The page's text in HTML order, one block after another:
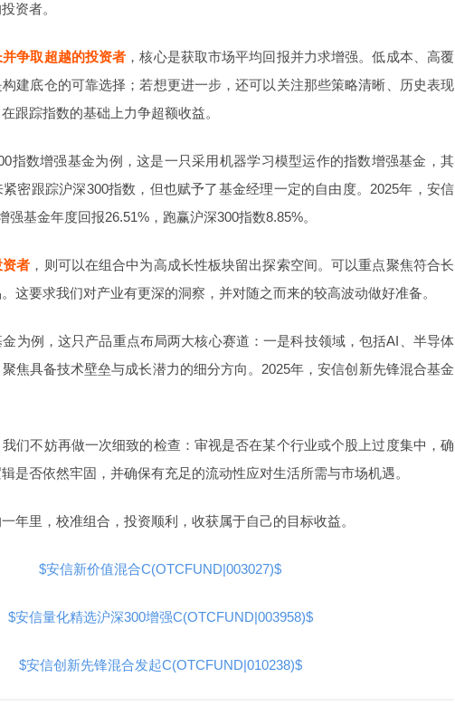
资者。
争取超越的投资者 ，核心是获取市场平均回报并力求增强。低成本、高覆
建底仓的可靠选择；若想更进一步，还可以关注那些策略清晰、历史表现
跟踪指数的基础上力争超额收益。
指数增强基金为例，这是一只采用机器学习模型运作的指数增强基金，其
密跟踪沪深300指数，但也赋予了基金经理一定的自由度。2025年，安信
强基金年度回报26.51%，跑赢沪深300指数8.85%。
者 ，则可以在组合中为高成长性板块留出探索空间。可以重点聚焦符合长
这要求我们对产业有更深的洞察，并对随之而来的较高波动做好准备。
为例，这只产品重点布局两大核心赛道：一是科技领域，包括AI、半导体
焦具备技术壁垒与成长潜力的细分方向。2025年，安信创新先锋混合基金
们不妨再做一次细致的检查：审视是否在某个行业或个股上过度集中，确
是否依然牢固，并确保有充足的流动性应对生活所需与市场机遇。
年里，校准组合，投资顺利，收获属于自己的目标收益。
$安信新价值混合C(OTCFUND|003027)$
$安信量化精选沪深300增强C(OTCFUND|003958)$
$安信创新先锋混合发起C(OTCFUND|010238)$